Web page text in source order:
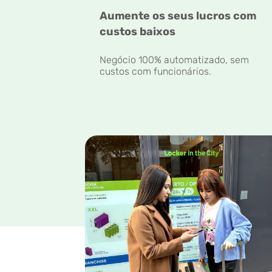
Aumente os seus lucros com
custos baixos
Negócio 100% automatizado, sem
custos com funcionários.